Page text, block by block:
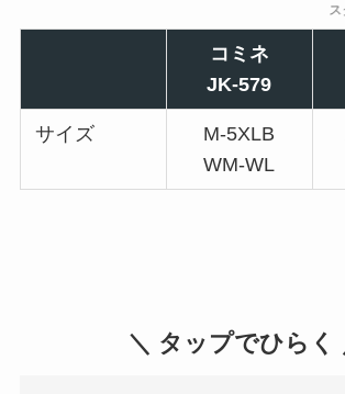
コミネ
JK-579
サイズ
M-5XLB
WM-WL
＼ タップでひらく